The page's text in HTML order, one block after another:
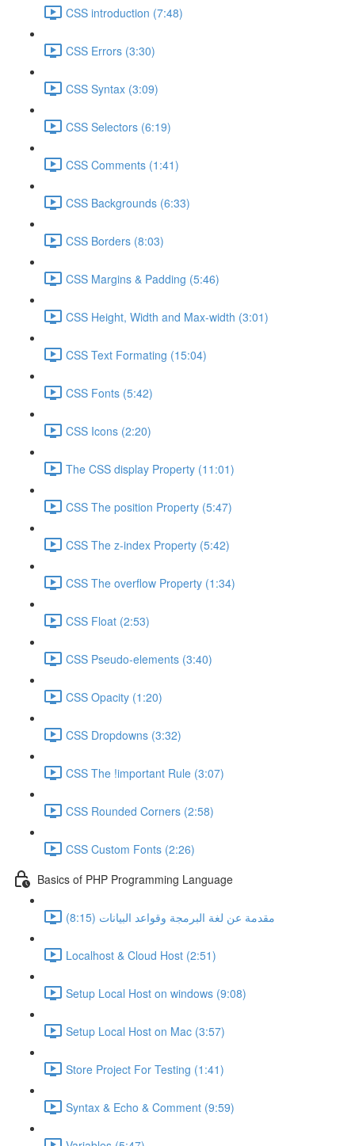
CSS introduction (7:48)
CSS Errors (3:30)
CSS Syntax (3:09)
CSS Selectors (6:19)
CSS Comments (1:41)
CSS Backgrounds (6:33)
CSS Borders (8:03)
CSS Margins & Padding (5:46)
CSS Height, Width and Max-width (3:01)
CSS Text Formating (15:04)
CSS Fonts (5:42)
CSS Icons (2:20)
The CSS display Property (11:01)
CSS The position Property (5:47)
CSS The z-index Property (5:42)
CSS The overflow Property (1:34)
CSS Float (2:53)
CSS Pseudo-elements (3:40)
CSS Opacity (1:20)
CSS Dropdowns (3:32)
CSS The !important Rule (3:07)
CSS Rounded Corners (2:58)
CSS Custom Fonts (2:26)
Basics of PHP Programming Language
مقدمة عن لغة البرمجة وقواعد البيانات (8:15)
Localhost & Cloud Host (2:51)
Setup Local Host on windows (9:08)
Setup Local Host on Mac (3:57)
Store Project For Testing (1:41)
Syntax & Echo & Comment (9:59)